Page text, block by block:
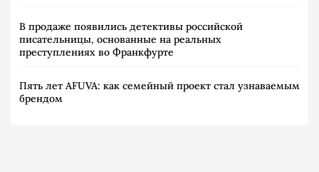
В продаже появились детективы российской
писательницы, основанные на реальных
преступлениях во Франкфурте
Пять лет AFUVA: как семейный проект стал узнаваемым
брендом